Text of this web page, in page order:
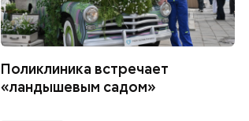
Поликлиника встречает
«ландышевым садом»